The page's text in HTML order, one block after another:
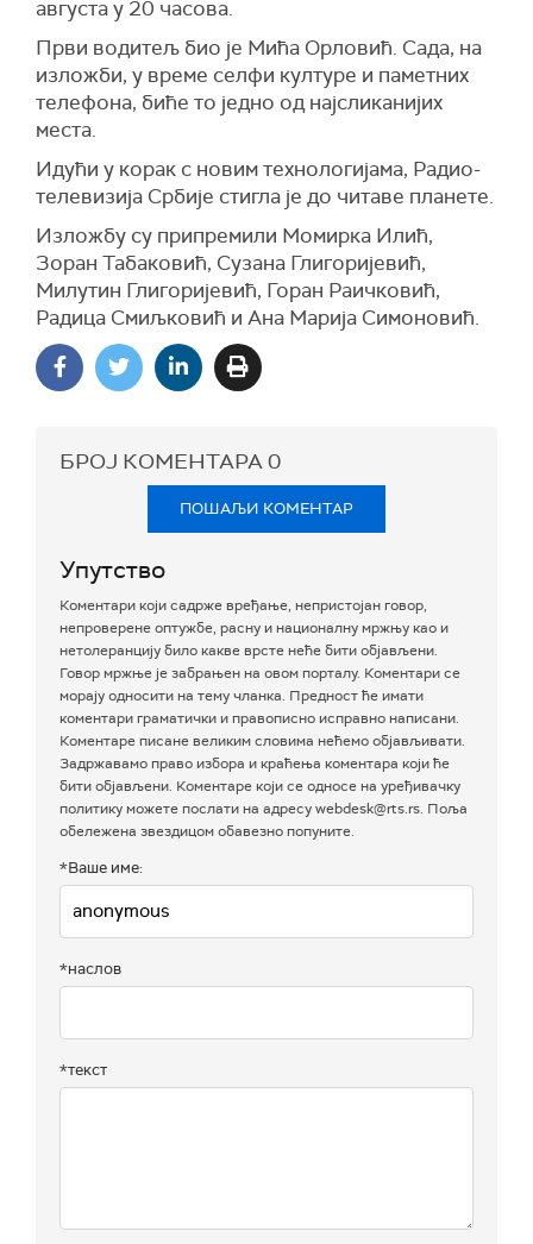
августа у 20 часова.
Први водитељ био је Мића Орловић. Сада, на
изложби, у време селфи културе и паметних
телефона, биће то једно од најсликанијих
места.
Идући у корак с новим технологијама, Радио-
телевизија Србије стигла је до читаве планете.
Изложбу су припремили Момирка Илић,
Зоран Табаковић, Сузана Глигоријевић,
Милутин Глигоријевић, Горан Раичковић,
Радица Смиљковић и Ана Марија Симоновић.
БРОЈ КОМЕНТАРА0
ПОШАЉИ КОМЕНТАР
Упутство
Коментари који садрже вређање, непристојан говор,
непроверене оптужбе, расну и националну мржњу као и
нетолеранцију било какве врсте неће бити објављени.
Говор мржње је забрањен на овом порталу. Коментари се
морају односити на тему чланка. Предност ће имати
коментари граматички и правописно исправно написани.
Коментаре писане великим словима нећемо објављивати.
Задржавамо право избора и краћења коментара који ће
бити објављени. Коментаре који се односе на уређивачку
политику можете послати на адресу webdesk@rts.rs. Поља
обележена звездицом обавезно попуните.
*Ваше име:
*наслов
*текст